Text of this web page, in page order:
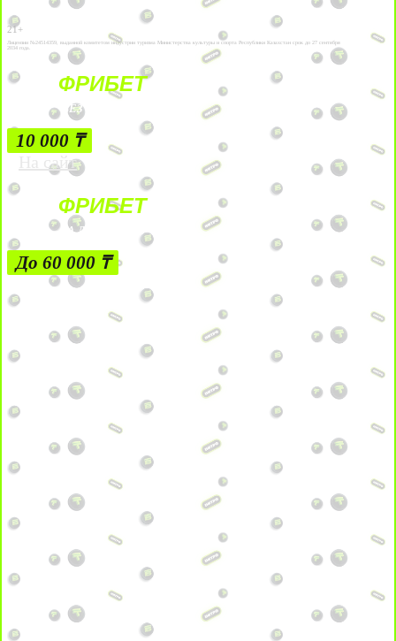
21+
Лицензии №24514359, выданной комитетом индустрии туризма Министерства культуры и спорта Республики Казахстан срок до 27 сентября
2034 года.
ФРИБЕТ
БЕЗ УСЛОВИЙ
10 000 ₸
На сайт
ФРИБЕТ
ЗА ДЕПОЗИТЫ
До 60 000 ₸